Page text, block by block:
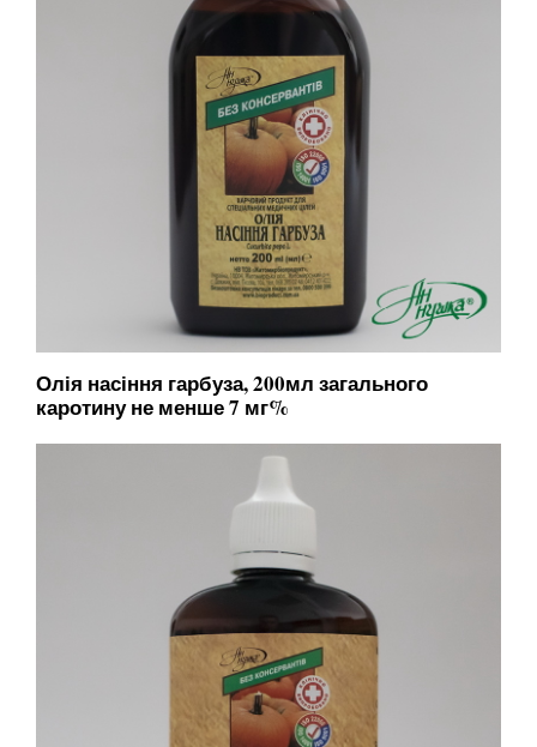
Олія насіння гарбуза, 200мл загального
каротину не менше 7 мг%